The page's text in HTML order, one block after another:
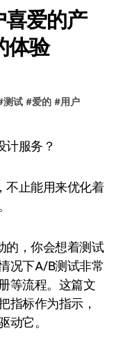
爱的产
体验
测试 #爱的 #用户
计服务？
不止能用来优化着
的，你会想着测试
况下A/B测试非常
等流程。这篇文
指标作为指示，
动它。